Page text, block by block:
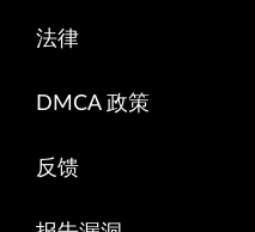
法律
DMCA 政策
反馈